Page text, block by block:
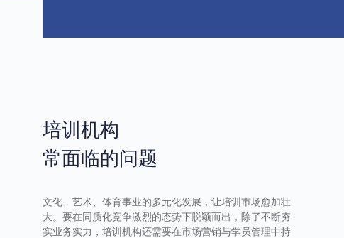
培训机构
常面临的问题
文化、艺术、体育事业的多元化发展，让培训市场愈加壮
大。要在同质化竞争激烈的态势下脱颖而出，除了不断夯
实业务实力，培训机构还需要在市场营销与学员管理中持